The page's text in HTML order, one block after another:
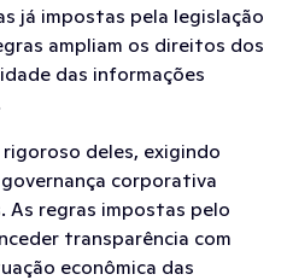
já impostas pela legislação
ampliam os direitos dos
das informações
deles, exigindo
corporativa
regras impostas pelo
transparência com
econômica das